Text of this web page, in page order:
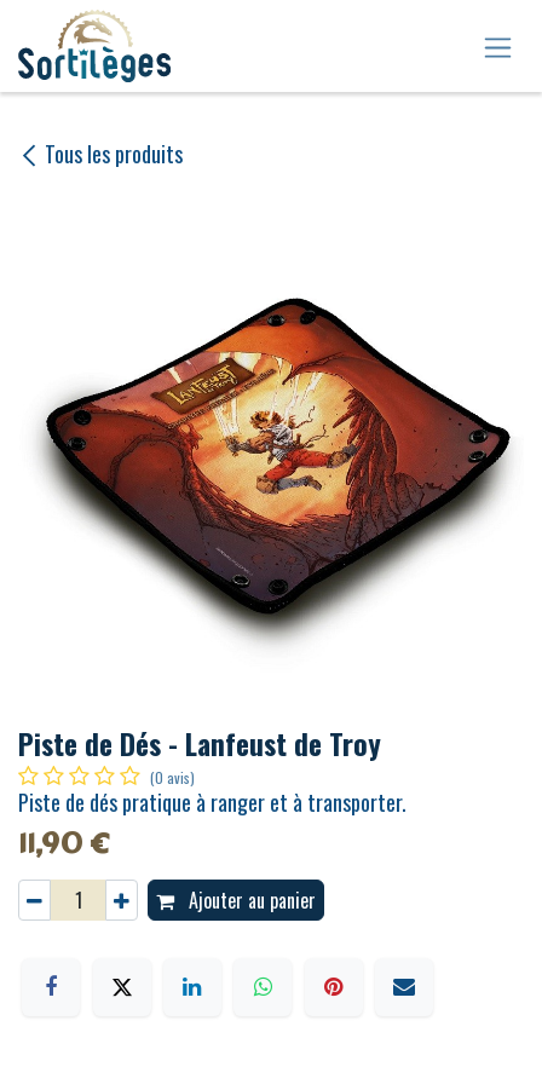
Se rendre au contenu
Tous les produits
Piste de Dés - Lanfeust de Troy
(0 avis)
Piste de dés pratique à ranger et à transporter.
11,90€
Ajouter au panier